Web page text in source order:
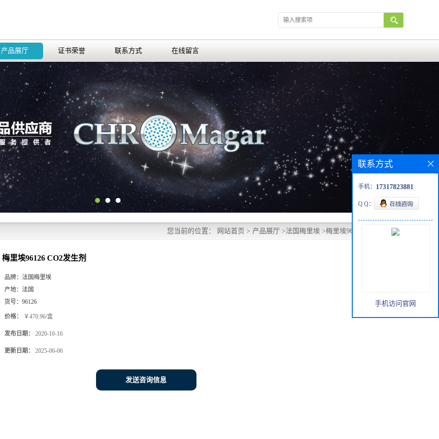
产品展厅 证书荣誉 联系方式 在线留言
您当前的位置： 网站首页 > 产品展厅 >法国梅里埃 >梅里埃96126 CO2发生剂
梅里埃96126 CO2发生剂
品牌： 法国梅里埃
产地： 法国
货号： 96126
价格： ￥470.96/盒
发布日期： 2020-10-16
更新日期： 2025-06-06
发送咨询信息
联系方式
手机： 17317823881
Q Q：
手机访问官网